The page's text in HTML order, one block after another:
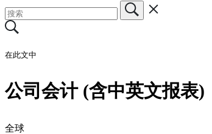
在此文中
公司会计 (含中英文报表)
全球